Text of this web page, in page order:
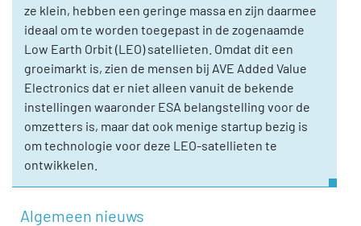
ze klein, hebben een geringe massa en zijn daarmee
ideaal om te worden toegepast in de zogenaamde
Low Earth Orbit (LEO) satellieten. Omdat dit een
groeimarkt is, zien de mensen bij AVE Added Value
Electronics dat er niet alleen vanuit de bekende
instellingen waaronder ESA belangstelling voor de
omzetters is, maar dat ook menige startup bezig is
om technologie voor deze LEO-satellieten te
ontwikkelen.
Algemeen nieuws